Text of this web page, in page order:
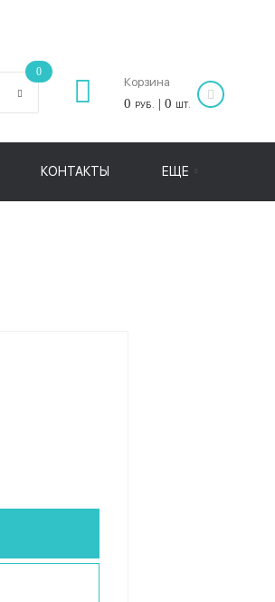
0
Корзина
0 РУБ. | 0 ШТ.
КОНТАКТЫ ЕЩЕ